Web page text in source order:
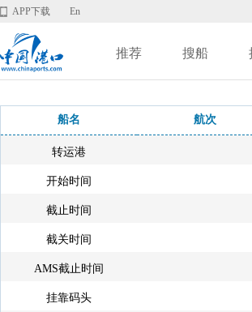
APP下载 En
推荐 搜船
船名 航次
转运港
开始时间
截止时间
截关时间
AMS截止时间
挂靠码头